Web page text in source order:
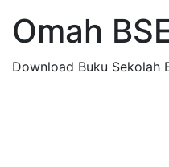
Omah
Download Buku Sekolah